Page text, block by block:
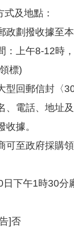
及地點：
政劃撥收據至
：上午8-12時
標)
回郵信封〈
、電話、地址
收據。
可至政府採購
下午1時30分
]否